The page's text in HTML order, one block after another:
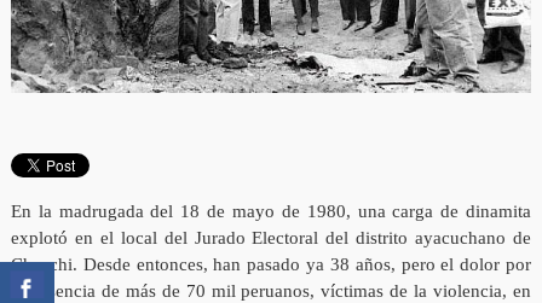
En la madrugada del 18 de mayo de 1980, una carga de dinamita
explotó en el local del Jurado Electoral del distrito ayacuchano de
Chuschi. Desde entonces, han pasado ya 38 años, pero el dolor por
la ausencia de más de 70 mil peruanos, víctimas de la violencia, en